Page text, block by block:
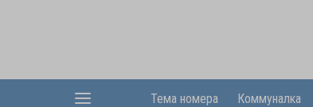
Тема номера Коммуналка